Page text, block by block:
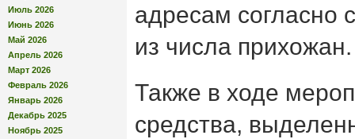
Июль 2026
Июнь 2026
Май 2026
Апрель 2026
Март 2026
Февраль 2026
Январь 2026
Декабрь 2025
Ноябрь 2025
адресам согласно
из числа прихожан.
Также в ходе
средства,